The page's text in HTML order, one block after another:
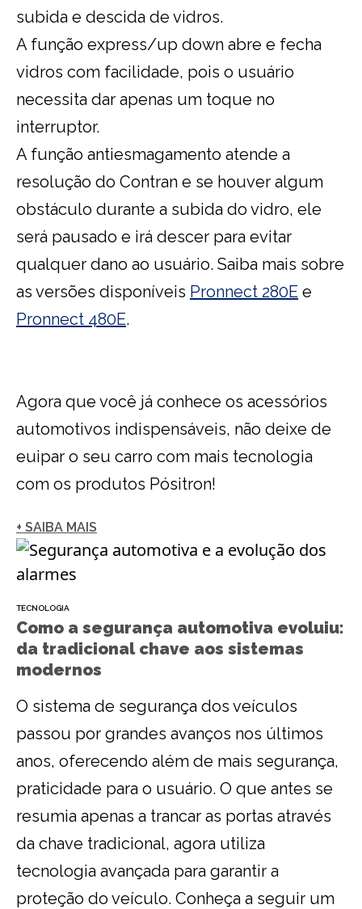
subida e descida de vidros.
A função express/up down abre e fecha
vidros com facilidade, pois o usuário
necessita dar apenas um toque no
interruptor.
A função antiesmagamento atende a
resolução do Contran e se houver algum
obstáculo durante a subida do vidro, ele
será pausado e irá descer para evitar
qualquer dano ao usuário. Saiba mais sobre
as versões disponíveis Pronnect 280E e
Pronnect 480E.
Agora que você já conhece os acessórios
automotivos indispensáveis, não deixe de
euipar o seu carro com mais tecnologia
com os produtos Pósitron!
+ SAIBA MAIS
TECNOLOGIA
Como a segurança automotiva evoluiu:
da tradicional chave aos sistemas
modernos
O sistema de segurança dos veículos
passou por grandes avanços nos últimos
anos, oferecendo além de mais segurança,
praticidade para o usuário. O que antes se
resumia apenas a trancar as portas através
da chave tradicional, agora utiliza
tecnologia avançada para garantir a
proteção do veículo. Conheça a seguir um